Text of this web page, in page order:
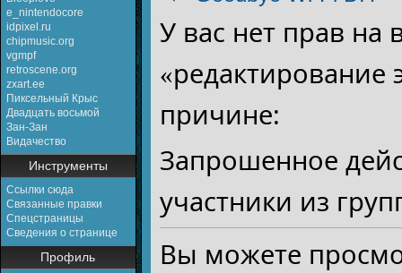
e_nintendocore
idpixel.ru
chipmusic.org
vgmpf
retroscene.org
zxart.ee
Пиксельный Крыс
Двадцать восьмой
Зан-Зан
Видачество
Инструменты
Ссылки сюда
Связанные правки
Спецстраницы
Сведения о странице
Профиль
У вас нет прав на
причине:
Запрошенное
участники из
Вы можете